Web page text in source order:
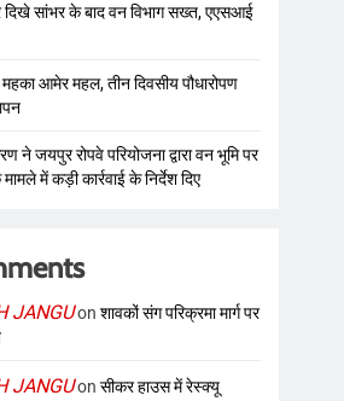
दिखे सांभर के बाद वन विभाग सख्त, एएसआई
आमेर महल, तीन दिवसीय पौधारोपण
ने जयपुर रोपवे परियोजना द्वारा वन भूमि पर
में कड़ी कार्रवाई के निर्देश दिए
JANGUonशावकों संग परिक्रमा मार्ग पर
JANGUonसीकर हाउस में रेस्क्यू